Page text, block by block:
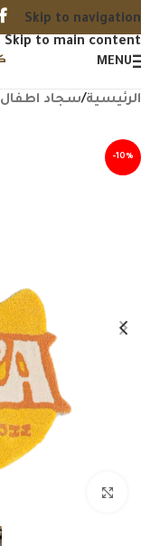
Skip to navigation
Skip to main content
MENU
الرئيسية/سجاد اطفال
-10%